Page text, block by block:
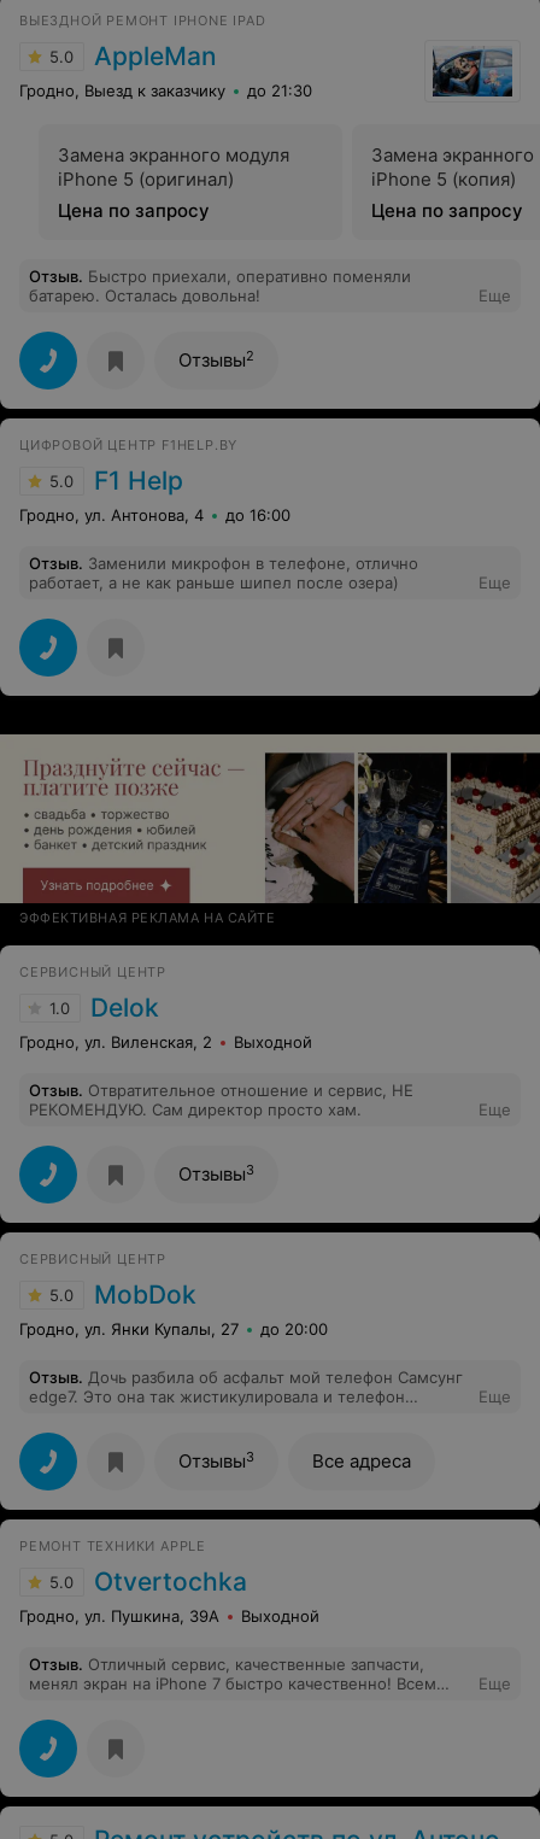
ВЫЕЗДНОЙ РЕМОНТ IPHONE IPAD
5.0 AppleMan
Гродно, Выезд к заказчику до 21:30
Замена экранного модуля
iPhone 5 (оригинал)
Цена по запросу
Замена экранного
iPhone 5 (копия)
Цена по запросу
Отзыв. Быстро приехали, оперативно поменяли
батарею. Осталась довольна!
Еще
Отзывы2
ЦИФРОВОЙ ЦЕНТР F1HELP.BY
5.0 F1 Help
Гродно, ул. Антонова, 4 до 16:00
Отзыв. Заменили микрофон в телефоне, отлично
работает, а не как раньше шипел после озера)
Еще
ЭФФЕКТИВНАЯ РЕКЛАМА НА САЙТЕ
СЕРВИСНЫЙ ЦЕНТР
1.0 Delok
Гродно, ул. Виленская, 2 Выходной
Отзыв. Отвратительное отношение и сервис, НЕ
РЕКОМЕНДУЮ. Сам директор просто хам.
Еще
Отзывы3
СЕРВИСНЫЙ ЦЕНТР
5.0 MobDok
Гродно, ул. Янки Купалы, 27 до 20:00
Отзыв. Дочь разбила об асфальт мой телефон Самсунг
edge7. Это она так жистикулировала и телефон
очень хорошо треснул. В мыслях я с ним
распрощалась. Но к счастью мне посоветовали
Дмитрия. И о чудо!Новый экран! В жизни бы не
подумала что можно было так заменить. Спасибо за
новую жизнь моему"старичку"!
Еще
Отзывы3 Все адреса
РЕМОНТ ТЕХНИКИ APPLE
5.0 Otvertochka
Гродно, ул. Пушкина, 39А Выходной
Отзыв. Отличный сервис, качественные запчасти,
менял экран на iPhone 7 быстро качественно! Всем
Еще